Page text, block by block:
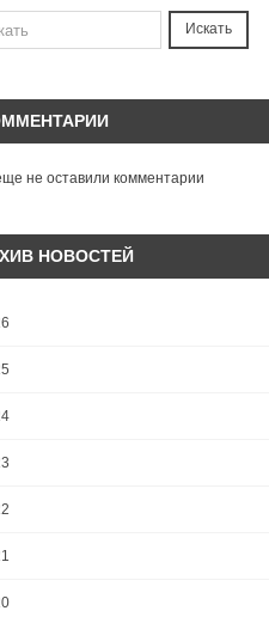
Искать
не оставили комментарии
НОВОСТЕЙ